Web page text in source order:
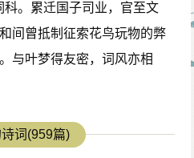
科。累迁国子司业，官至文
间曾抵制征索花鸟玩物的弊
与叶梦得友密，词风亦相
词(959篇)